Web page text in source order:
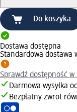
Do koszyka
Dostawa dostępna
Standardowa dostawa
Sprawdź dostępność
Darmowa wysyłka
Bezpłatny zwrot